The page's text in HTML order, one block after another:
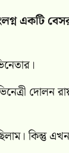
একটি
কিন্তু